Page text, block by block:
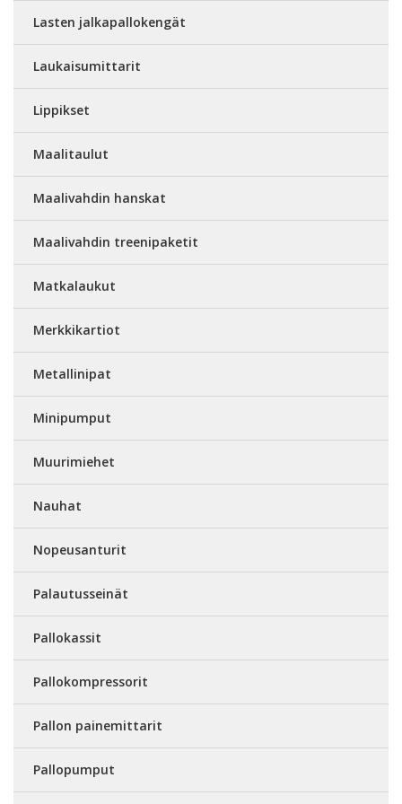
Lasten jalkapallokengät
Laukaisumittarit
Lippikset
Maalitaulut
Maalivahdin hanskat
Maalivahdin treenipaketit
Matkalaukut
Merkkikartiot
Metallinipat
Minipumput
Muurimiehet
Nauhat
Nopeusanturit
Palautusseinät
Pallokassit
Pallokompressorit
Pallon painemittarit
Pallopumput